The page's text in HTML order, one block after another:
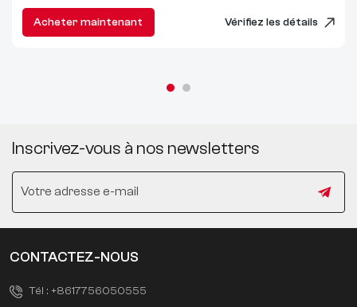
Acheter maintenant Vérifiez les détails
Inscrivez-vous à nos newsletters
CONTACTEZ-NOUS
Tél : +8617756050555